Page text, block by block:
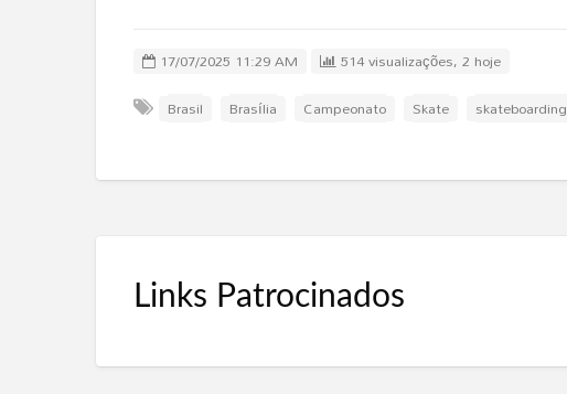
17/07/2025 11:29 AM
514 visualizações, 2 hoje
Brasil
Brasília Campeonato Skate skateboarding
Links Patrocinados